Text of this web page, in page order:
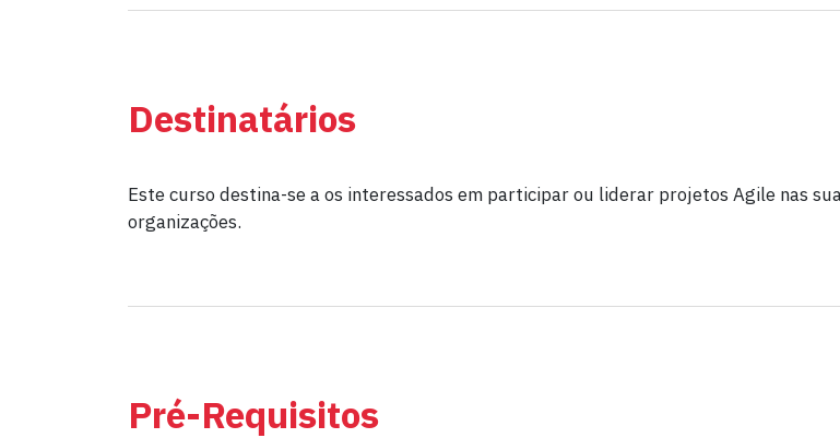
Destinatários
Este curso destina-se a os interessados em participar ou liderar projetos Agile nas
organizações.
Pré-Requisitos